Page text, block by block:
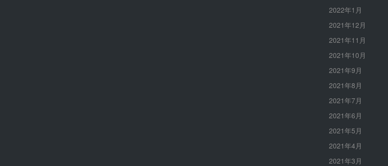
2022年1月
2021年12月
2021年11月
2021年10月
2021年9月
2021年8月
2021年7月
2021年6月
2021年5月
2021年4月
2021年3月